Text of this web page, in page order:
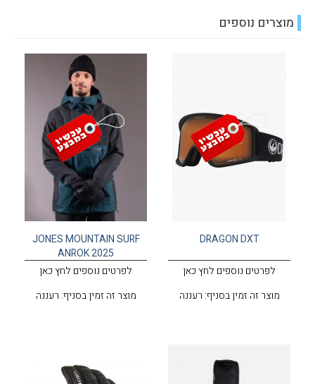
מוצרים נוספים
DRAGON DXT
לפרטים נוספים לחץ כאן
מוצר זה זמין בסניף: רעננה
JONES MOUNTAIN SURF
ANROK 2025
לפרטים נוספים לחץ כאן
מוצר זה זמין בסניף: רעננה